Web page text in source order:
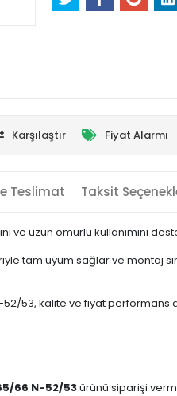
Karşılaştır Fiyat Alarmı
Teslimat Taksit
ve uzun ömürlü kullanımını
tam uyum sağlar ve montaj
52/53, kalite ve fiyat
66 N-52/53ürünü siparişi